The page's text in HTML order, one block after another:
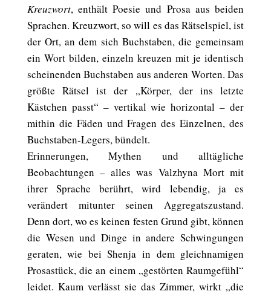
Kreuzwort, enthält Poesie und Prosa aus beiden
Sprachen. Kreuzwort, so will es das Rätselspiel, ist
der Ort, an dem sich Buchstaben, die gemeinsam
ein Wort bilden, einzeln kreuzen mit je identisch
scheinenden Buchstaben aus anderen Worten. Das
größte Rätsel ist der „Körper, der ins letzte
Kästchen passt“ – vertikal wie horizontal – der
mithin die Fäden und Fragen des Einzelnen, des
Buchstaben-Legers, bündelt.
Erinnerungen, Mythen und alltägliche
Beobachtungen – alles was Valzhyna Mort mit
ihrer Sprache berührt, wird lebendig, ja es
verändert mitunter seinen Aggregatszustand.
Denn dort, wo es keinen festen Grund gibt, können
die Wesen und Dinge in andere Schwingungen
geraten, wie bei Shenja in dem gleichnamigen
Prosastück, die an einem „gestörten Raumgefühl“
leidet. Kaum verlässt sie das Zimmer, wirkt „die